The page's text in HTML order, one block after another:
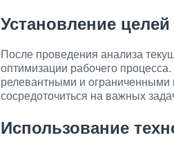
Установление целей
После проведения анализа
оптимизации рабочего
релевантными и ограниченными
сосредоточиться на важных
Использование